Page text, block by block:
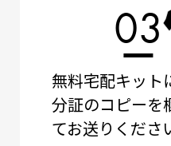
03
無料宅配キット
分証のコピーを
てお送りくださ